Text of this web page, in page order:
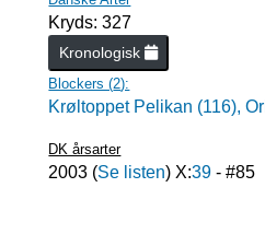
Kryds: 327
Kronologisk
Blockers (2):
Krøltoppet Pelikan (116),
DK årsarter
2003 (Se listen) X:39 - #85